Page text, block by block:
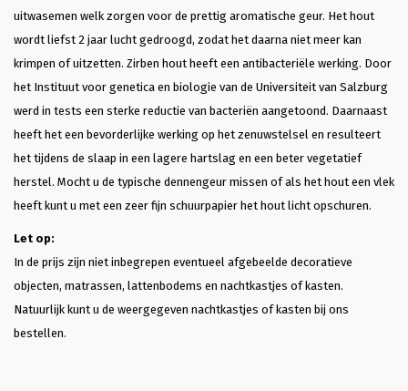
uitwasemen welk zorgen voor de prettig aromatische geur. Het hout
wordt liefst 2 jaar lucht gedroogd, zodat het daarna niet meer kan
krimpen of uitzetten. Zirben hout heeft een antibacteriële werking. Door
het Instituut voor genetica en biologie van de Universiteit van Salzburg
werd in tests een sterke reductie van bacteriën aangetoond. Daarnaast
heeft het een bevorderlijke werking op het zenuwstelsel en resulteert
het tijdens de slaap in een lagere hartslag en een beter vegetatief
herstel. Mocht u de typische dennengeur missen of als het hout een vlek
heeft kunt u met een zeer fijn schuurpapier het hout licht opschuren.
Let op:
In de prijs zijn niet inbegrepen eventueel afgebeelde decoratieve
objecten, matrassen, lattenbodems en nachtkastjes of kasten.
Natuurlijk kunt u de weergegeven nachtkastjes of kasten bij ons
bestellen.